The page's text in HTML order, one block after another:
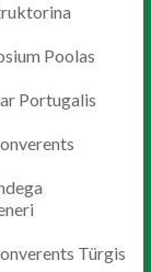
Poolas
Portugalis
Türgis